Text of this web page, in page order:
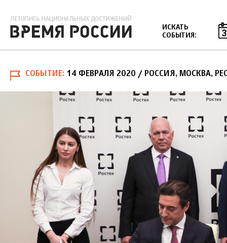
ИСКАТЬ
СОБЫТИЯ:
СОБЫТИЕ 14 ФЕВРАЛЯ 2020 / РОССИЯ, МОСКВА,